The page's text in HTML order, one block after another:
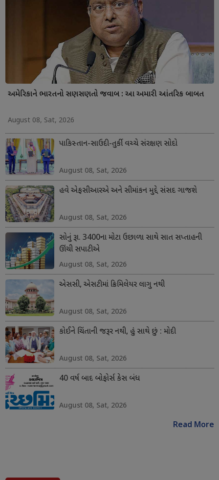
અમેરિકાને ભારતનો સણસણતો જવાબ : આ અમારી આંતરિક બાબત
August 08, Sat, 2026
પાકિસ્તાન-સાઉદી-તુર્કી વચ્ચે સંરક્ષણ સોદો
August 08, Sat, 2026
હવે એફસીઆરએ અને સીમાંકન મુદ્દે સંસદ ગાજશે
August 08, Sat, 2026
સોનું રૂા. 3400ના મોટા ઉછાળા સાથે સાત સપ્તાહની
ઊંચી સપાટીએ
August 08, Sat, 2026
એસસી, એસટીમાં ક્રિમિલેયર લાગુ નથી
August 08, Sat, 2026
કોઈને ચિંતાની જરૂર નથી, હું સાથે છું : મોદી
August 08, Sat, 2026
40 વર્ષ બાદ બોફોર્સ કેસ બંધ
August 08, Sat, 2026
Read More